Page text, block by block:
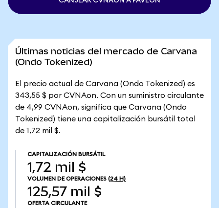
Últimas noticias del mercado de Carvana
(Ondo Tokenized)
El precio actual de Carvana (Ondo Tokenized) es
343,55 $ por CVNAon. Con un suministro circulante
de 4,99 CVNAon, significa que Carvana (Ondo
Tokenized) tiene una capitalización bursátil total
de 1,72 mil $.
CAPITALIZACIÓN BURSÁTIL
1,72 mil $
VOLUMEN DE OPERACIONES (24 H)
125,57 mil $
OFERTA CIRCULANTE